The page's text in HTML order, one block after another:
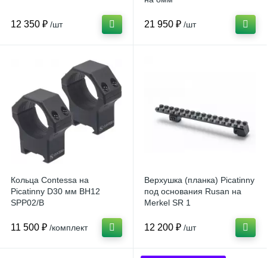
12 350 ₽ /шт 21 950 ₽ /шт
Кольца Contessa на
Picatinny D30 мм BH12
SPP02/B
11 500 ₽ /комплект
Верхушка (планка) Picatinny
под основания Rusan на
Merkel SR 1
12 200 ₽ /шт